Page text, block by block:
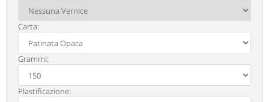
Carta:
Grammi:
Plastificazione: